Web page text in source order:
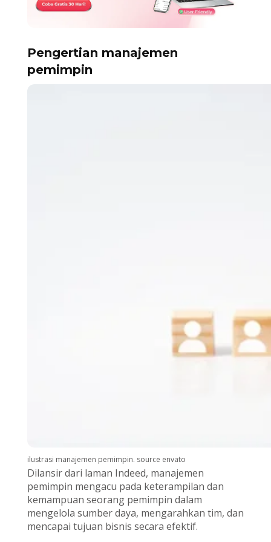
Pengertian manajemen
pemimpin
ilustrasi manajemen pemimpin. source envato
Dilansir dari laman Indeed, manajemen
pemimpin mengacu pada keterampilan dan
kemampuan seorang pemimpin dalam
mengelola sumber daya, mengarahkan tim, dan
mencapai tujuan bisnis secara efektif.